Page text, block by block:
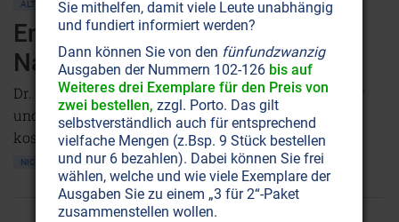
ALTERNATIVE WISSENSCHAFT
SCHAUBERGER
Engleithen-Seminare: Wo die
Natur zur Offenbarung wird
Dr. Hans U. Hertel geht in den Fußstapfen von Viktor
und Walter Schauberger. Er ist Treuhänder des
kostbaren Wissens jener wahren Naturforscher.
NICHT ONLINE VERFÜGBAR
Sie mithelfen, damit viele Leute unabhängig
und fundiert informiert werden?
Dann können Sie von den fünfundzwanzig
Ausgaben der Nummern 102-126 bis auf
Weiteres drei Exemplare für den Preis von
zwei bestellen, zzgl. Porto. Das gilt
selbstverständlich auch für entsprechend
vielfache Mengen (z.Bsp. 9 Stück bestellen
und nur 6 bezahlen). Dabei können Sie frei
wählen, welche und wie viele Exemplare der
Ausgaben Sie zu einem „3 für 2“-Paket
zusammenstellen wollen.